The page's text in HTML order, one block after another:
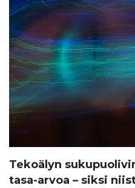
Tekoälyn
tasa-arvoa – siksi